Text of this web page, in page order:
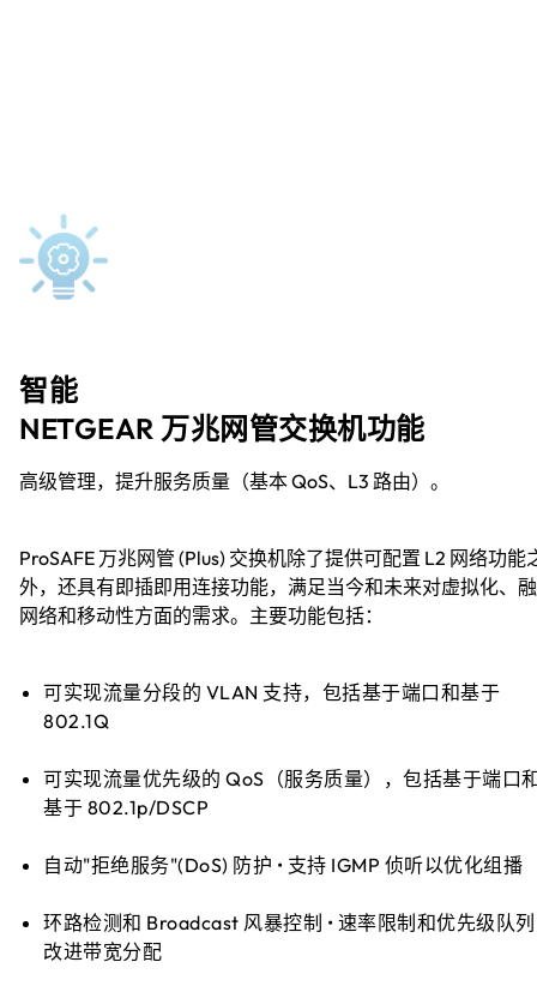
智能
NETGEAR 万兆网管交换机功能
高级管理，提升服务质量（基本 QoS、L3 路由）。
ProSAFE 万兆网管 (Plus) 交换机除了提供可配置 L2 网络功能
外，还具有即插即用连接功能，满足当今和未来对虚拟化、
网络和移动性方面的需求。主要功能包括：
可实现流量分段的 VLAN 支持，包括基于端口和基于
802.1Q
可实现流量优先级的 QoS（服务质量），包括基于端口
基于 802.1p/DSCP
自动"拒绝服务"(DoS) 防护 • 支持 IGMP 侦听以优化组播
环路检测和 Broadcast 风暴控制 • 速率限制和优先级队
改进带宽分配